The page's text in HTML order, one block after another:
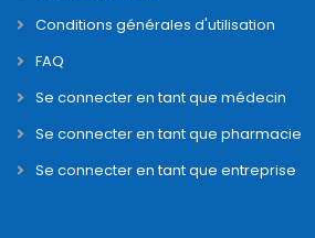
Conditions générales d'utilisation
FAQ
Se connecter en tant que médecin
Se connecter en tant que pharmacie
Se connecter en tant que entreprise